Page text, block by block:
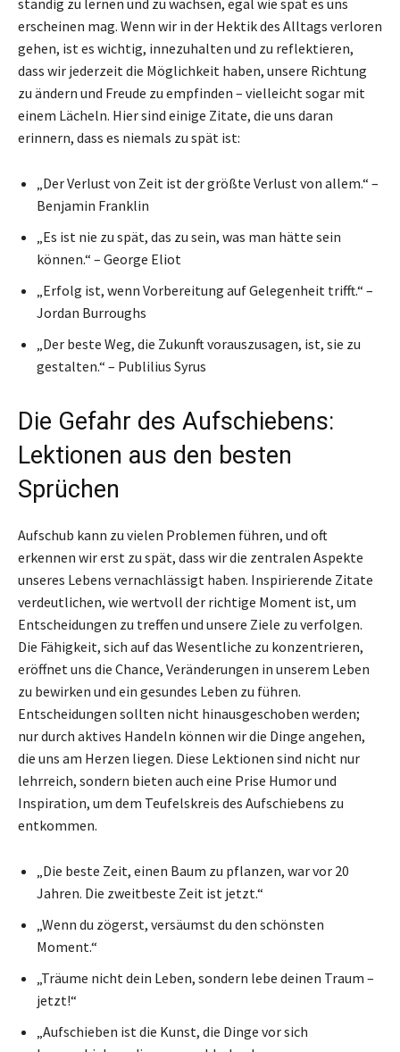
ständig zu lernen und zu wachsen, egal wie spät es uns
erscheinen mag. Wenn wir in der Hektik des Alltags verloren
gehen, ist es wichtig, innezuhalten und zu reflektieren,
dass wir jederzeit die Möglichkeit haben, unsere Richtung
zu ändern und Freude zu empfinden – vielleicht sogar mit
einem Lächeln. Hier sind einige Zitate, die uns daran
erinnern, dass es niemals zu spät ist:
„Der Verlust von Zeit ist der größte Verlust von allem.“ –
Benjamin Franklin
„Es ist nie zu spät, das zu sein, was man hätte sein
können.“ – George Eliot
„Erfolg ist, wenn Vorbereitung auf Gelegenheit trifft.“ –
Jordan Burroughs
„Der beste Weg, die Zukunft vorauszusagen, ist, sie zu
gestalten.“ – Publilius Syrus
Die Gefahr des Aufschiebens:
Lektionen aus den besten
Sprüchen
Aufschub kann zu vielen Problemen führen, und oft
erkennen wir erst zu spät, dass wir die zentralen Aspekte
unseres Lebens vernachlässigt haben. Inspirierende Zitate
verdeutlichen, wie wertvoll der richtige Moment ist, um
Entscheidungen zu treffen und unsere Ziele zu verfolgen.
Die Fähigkeit, sich auf das Wesentliche zu konzentrieren,
eröffnet uns die Chance, Veränderungen in unserem Leben
zu bewirken und ein gesundes Leben zu führen.
Entscheidungen sollten nicht hinausgeschoben werden;
nur durch aktives Handeln können wir die Dinge angehen,
die uns am Herzen liegen. Diese Lektionen sind nicht nur
lehrreich, sondern bieten auch eine Prise Humor und
Inspiration, um dem Teufelskreis des Aufschiebens zu
entkommen.
„Die beste Zeit, einen Baum zu pflanzen, war vor 20
Jahren. Die zweitbeste Zeit ist jetzt.“
„Wenn du zögerst, versäumst du den schönsten
Moment.“
„Träume nicht dein Leben, sondern lebe deinen Traum –
jetzt!“
„Aufschieben ist die Kunst, die Dinge vor sich